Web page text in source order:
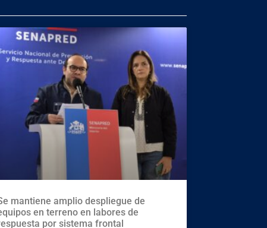
mantiene amplio despliegue de
en terreno en labores de
por sistema frontal